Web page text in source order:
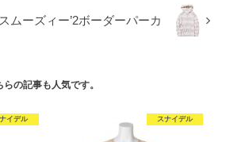
ムーズィー’2ボーダーパーカ
らの記事も人気です。
イデル スナイデル